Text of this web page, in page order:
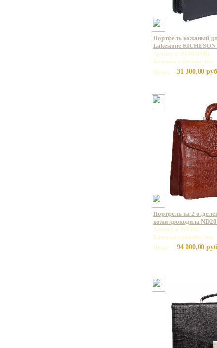
Портфель кожаный
Lakestone RICHESON
Артикул: 943030/BL
Базовая единица: шт
Цена:
31 300,00
Портфель на 2
кожи крокодила
Артикул: ND202
Базовая единица: шт
Цена:
94 000,00